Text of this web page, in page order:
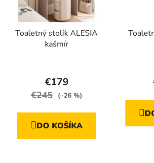
Toaletný stolík ALESIA
kašmír
hodnotenie
produktu
z
€179
€245 (–26 %)
DO KOŠÍKA